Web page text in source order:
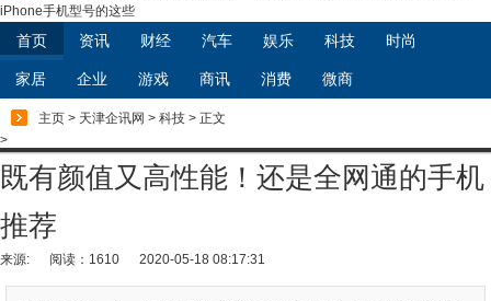
iPhone手机型号的这些
首页 资讯 财经 汽车 娱乐 科技 时尚
家居 企业 游戏 商讯 消费 微商
主页 > 天津企讯网 > 科技 > 正文
>
既有颜值又高性能！还是全网通的手机
推荐
来源: 阅读：1610 2020-05-18 08:17:31